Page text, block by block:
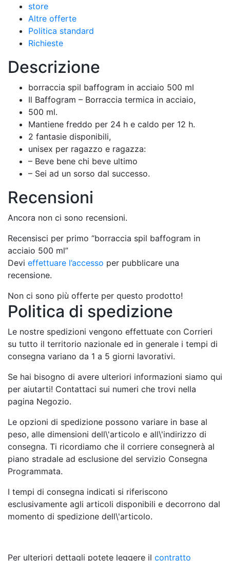
store
Altre offerte
Politica standard
Richieste
Descrizione
borraccia spil baffogram in acciaio 500 ml
Il Baffogram – Borraccia termica in acciaio,
500 ml.
Mantiene freddo per 24 h e caldo per 12 h.
2 fantasie disponibili,
unisex per ragazzo e ragazza:
– Beve bene chi beve ultimo
– Sei ad un sorso dal successo.
Recensioni
Ancora non ci sono recensioni.
Recensisci per primo “borraccia spil baffogram in
acciaio 500 ml”
Devi effettuare l’accesso per pubblicare una
recensione.
Non ci sono più offerte per questo prodotto!
Politica di spedizione
Le nostre spedizioni vengono effettuate con Corrieri
su tutto il territorio nazionale ed in generale i tempi di
consegna variano da 1 a 5 giorni lavorativi.
Se hai bisogno di avere ulteriori informazioni siamo qui
per aiutarti! Contattaci sui numeri che trovi nella
pagina Negozio.
Le opzioni di spedizione possono variare in base al
peso, alle dimensioni dell\'articolo e all\'indirizzo di
consegna. Ti ricordiamo che il corriere consegnerà al
piano stradale ad esclusione del servizio Consegna
Programmata.
I tempi di consegna indicati si riferiscono
esclusivamente agli articoli disponibili e decorrono dal
momento di spedizione dell\'articolo.
Per ulteriori dettagli potete leggere il contratto